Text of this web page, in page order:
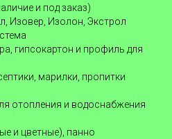
и под заказ)
Изовер, Изолон, Экстрол
гипсокартон и профиль для
марилки, пропитки
отопления и водоснабжения
и цветные), панно